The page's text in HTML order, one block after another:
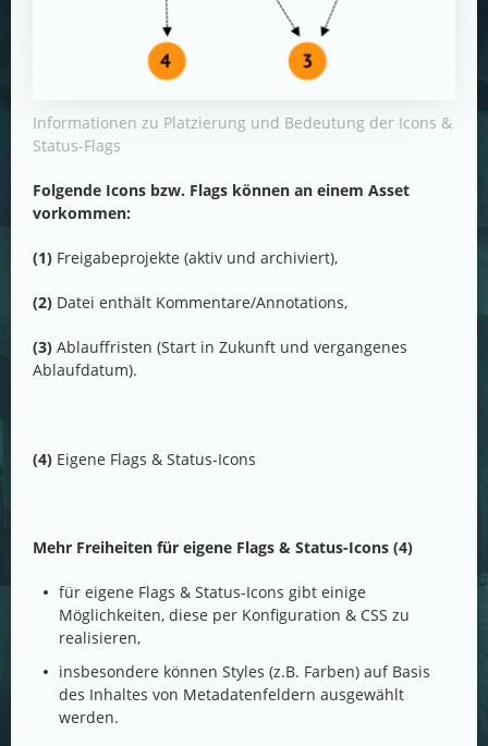
Informationen zu Platzierung und Bedeutung der Icons &
Status-Flags
Folgende Icons bzw. Flags können an einem Asset
vorkommen:
(1) Freigabeprojekte (aktiv und archiviert),
(2) Datei enthält Kommentare/Annotations,
(3) Ablauffristen (Start in Zukunft und vergangenes
Ablaufdatum).
(4) Eigene Flags & Status-Icons
Mehr Freiheiten für eigene Flags & Status-Icons (4)
für eigene Flags & Status-Icons gibt einige
Möglichkeiten, diese per Konfiguration & CSS zu
realisieren,
insbesondere können Styles (z.B. Farben) auf Basis
des Inhaltes von Metadatenfeldern ausgewählt
werden.